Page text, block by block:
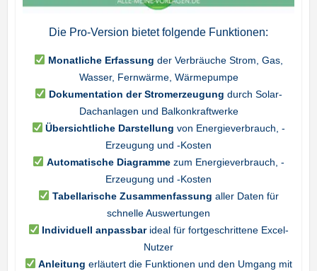
Die Pro-Version bietet folgende Funktionen:
Monatliche Erfassung der Verbräuche Strom, Gas,
Wasser, Fernwärme, Wärmepumpe
Dokumentation der Stromerzeugung durch Solar-
Dachanlagen und Balkonkraftwerke
Übersichtliche Darstellung von Energieverbrauch, -
Erzeugung und -Kosten
Automatische Diagrammezum Energieverbrauch, -
Erzeugung und -Kosten
Tabellarische Zusammenfassung aller Daten für
schnelle Auswertungen
Individuell anpassbarideal für fortgeschrittene Excel-
Nutzer
Anleitung erläutert die Funktionen und den Umgang mit